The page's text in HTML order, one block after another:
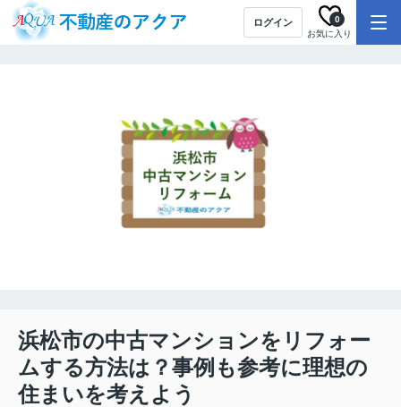
ログイン
お気に入り
0
浜松市の中古マンションをリフォー
ムする方法は？事例も参考に理想の
住まいを考えよう